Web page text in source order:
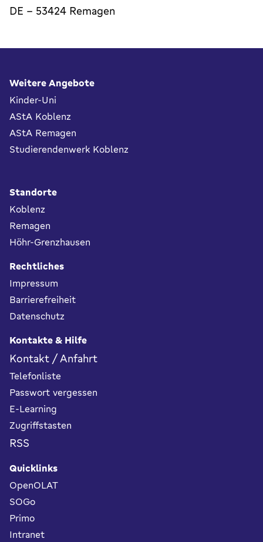
DE - 53424 Remagen
Fußbereich
Weitere Angebote
Kinder-Uni
AStA Koblenz
AStA Remagen
Studierendenwerk Koblenz
Standorte
Koblenz
Remagen
Höhr-Grenzhausen
Rechtliches
Impressum
Barrierefreiheit
Datenschutz
Kontakte & Hilfe
Kontakt / Anfahrt
Telefonliste
Passwort vergessen
E-Learning
Zugriffstasten
RSS
Quicklinks
OpenOLAT
SOGo
Primo
Intranet